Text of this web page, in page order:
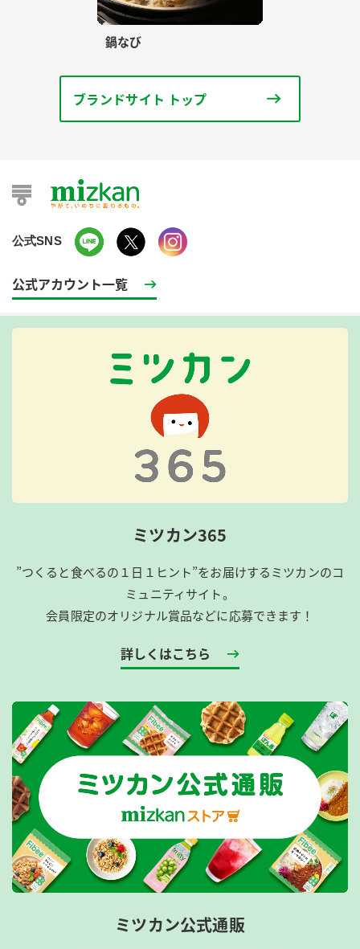
鍋なび
ブランドサイト トップ
公式SNS
公式アカウント一覧
ミツカン365
”つくると食べるの１日１ヒント”をお届けするミツカンのコ
ミュニティサイト。
会員限定のオリジナル賞品などに応募できます！
詳しくはこちら
ミツカン公式通販